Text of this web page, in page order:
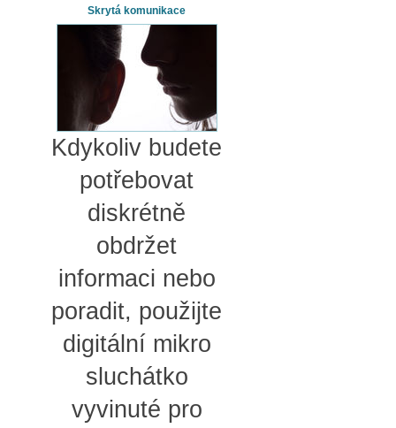
Skrytá komunikace
Kdykoliv budete
potřebovat
diskrétně
obdržet
informaci nebo
poradit, použijte
digitální mikro
sluchátko
vyvinuté pro